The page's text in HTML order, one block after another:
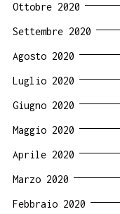
Ottobre 2020
Settembre 2020
Agosto 2020
Luglio 2020
Giugno 2020
Maggio 2020
Aprile 2020
Marzo 2020
Febbraio 2020